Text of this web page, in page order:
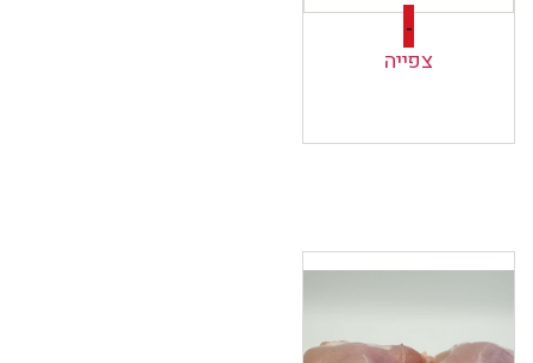
-
צפייה